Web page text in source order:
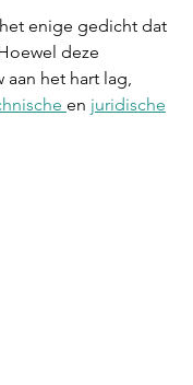
enige gedicht dat
deze
aan het hart lag,
en juridische